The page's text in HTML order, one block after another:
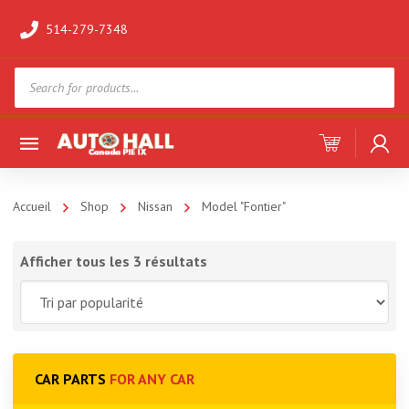
514-279-7348
search
Accueil Shop Nissan Model "Fontier"
Afficher tous les 3 résultats
CAR PARTS FOR ANY CAR